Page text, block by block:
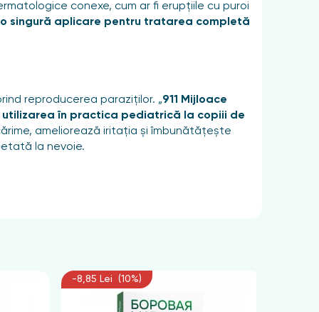
conexe, cum ar fi erupțiile cu puroi
singură aplicare pentru tratarea completă
reproducerea paraziților. „911 Mijloace
în practica pediatrică la copiii de
ameliorează iritația și îmbunătățește
la nevoie.
20 ml (două plicuri) pentru păr de
În cazul părului lung sau deosebit de gros,
-8,85 Lei (10%)